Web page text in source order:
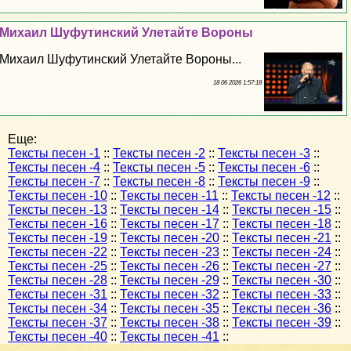
Михаил Шуфутинский Улетайте Вороны
Михаил Шуфутинский Улетайте Вороны...
18 06 2026 1:57:18
Еще:
Тексты песен -1 :: Тексты песен -2 :: Тексты песен -3 ::
Тексты песен -4 :: Тексты песен -5 :: Тексты песен -6 ::
Тексты песен -7 :: Тексты песен -8 :: Тексты песен -9 ::
Тексты песен -10 :: Тексты песен -11 :: Тексты песен -12 ::
Тексты песен -13 :: Тексты песен -14 :: Тексты песен -15 ::
Тексты песен -16 :: Тексты песен -17 :: Тексты песен -18 ::
Тексты песен -19 :: Тексты песен -20 :: Тексты песен -21 ::
Тексты песен -22 :: Тексты песен -23 :: Тексты песен -24 ::
Тексты песен -25 :: Тексты песен -26 :: Тексты песен -27 ::
Тексты песен -28 :: Тексты песен -29 :: Тексты песен -30 ::
Тексты песен -31 :: Тексты песен -32 :: Тексты песен -33 ::
Тексты песен -34 :: Тексты песен -35 :: Тексты песен -36 ::
Тексты песен -37 :: Тексты песен -38 :: Тексты песен -39 ::
Тексты песен -40 :: Тексты песен -41 ::